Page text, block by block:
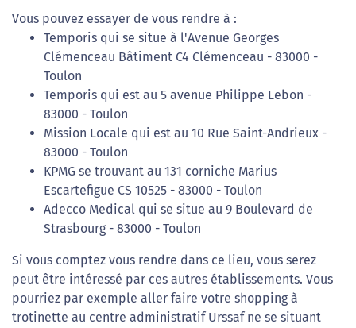
Vous pouvez essayer de vous rendre à :
Temporis qui se situe à l'Avenue Georges
Clémenceau Bâtiment C4 Clémenceau - 83000 -
Toulon
Temporis qui est au 5 avenue Philippe Lebon -
83000 - Toulon
Mission Locale qui est au 10 Rue Saint-Andrieux -
83000 - Toulon
KPMG se trouvant au 131 corniche Marius
Escartefigue CS 10525 - 83000 - Toulon
Adecco Medical qui se situe au 9 Boulevard de
Strasbourg - 83000 - Toulon
Si vous comptez vous rendre dans ce lieu, vous serez
peut être intéressé par ces autres établissements. Vous
pourriez par exemple aller faire votre shopping à
trotinette au centre administratif Urssaf ne se situant